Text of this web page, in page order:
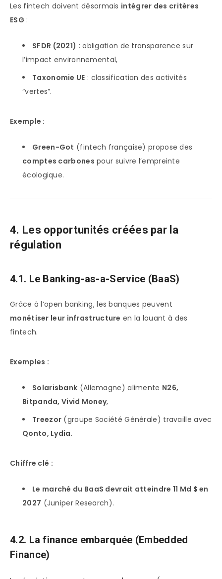
Les fintech doivent désormais intégrer des critères
ESG :
SFDR (2021) : obligation de transparence sur
l’impact environnemental,
Taxonomie UE : classification des activités
“vertes”.
Exemple :
Green-Got (fintech française) propose des
comptes carbones pour suivre l’empreinte
écologique.
4. Les opportunités créées par la
régulation
4.1. Le Banking-as-a-Service (BaaS)
Grâce à l’open banking, les banques peuvent
monétiser leur infrastructure en la louant à des
fintech.
Exemples :
Solarisbank (Allemagne) alimente N26,
Bitpanda, Vivid Money,
Treezor (groupe Société Générale) travaille avec
Qonto, Lydia.
Chiffre clé :
Le marché du BaaS devrait atteindre 11 Md $ en
2027 (Juniper Research).
4.2. La finance embarquée (Embedded
Finance)